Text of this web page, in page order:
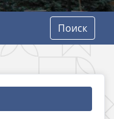
Поиск